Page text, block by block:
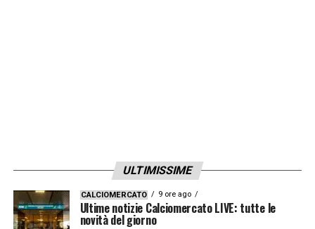
ULTIMISSIME
CALCIOMERCATO 9 ore ago
Ultime notizie Calciomercato LIVE: tutte le
novità del giorno